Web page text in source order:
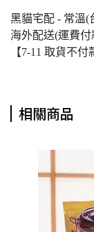
黑貓宅配 - 常溫(
海外配送(運費
【7-11 取貨不
相關商品